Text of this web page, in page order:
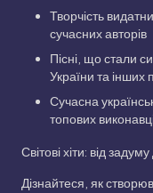
Творчість
сучасних авторів
Пісні, що стали
України та інших
Сучасна
топових
Світові хіти: від
Дізнайтеся, як